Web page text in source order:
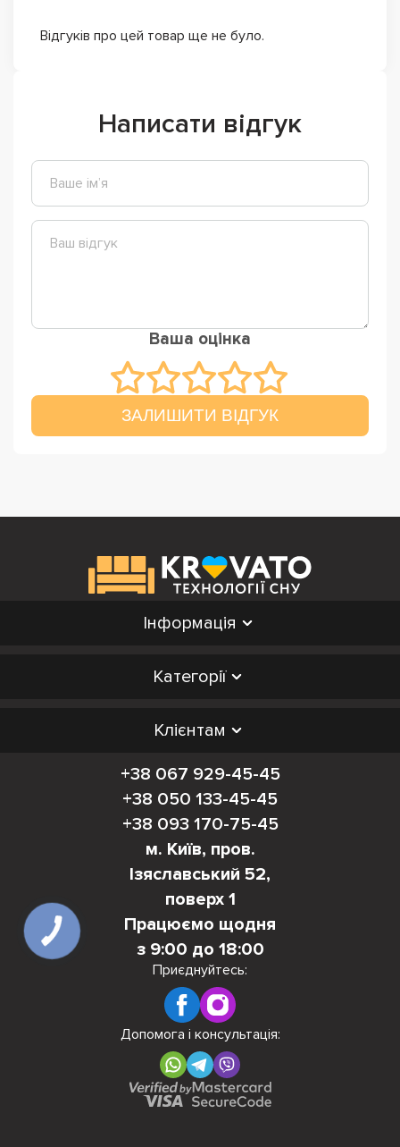
Відгуків про цей товар ще не було.
Написати відгук
Ваша оцінка
ЗАЛИШИТИ ВІДГУК
Інформація
Категорії
Клієнтам
+38 067 929-45-45
+38 050 133-45-45
+38 093 170-75-45
м. Київ, пров.
Ізяславський 52,
поверх 1
Працюємо щодня
з 9:00 до 18:00
Приєднуйтесь:
Допомога і консультація:
КНОПКА
ЗВ'ЯЗКУ